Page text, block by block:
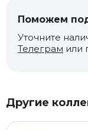
Поможем
Уточните
Телеграм или
Другие